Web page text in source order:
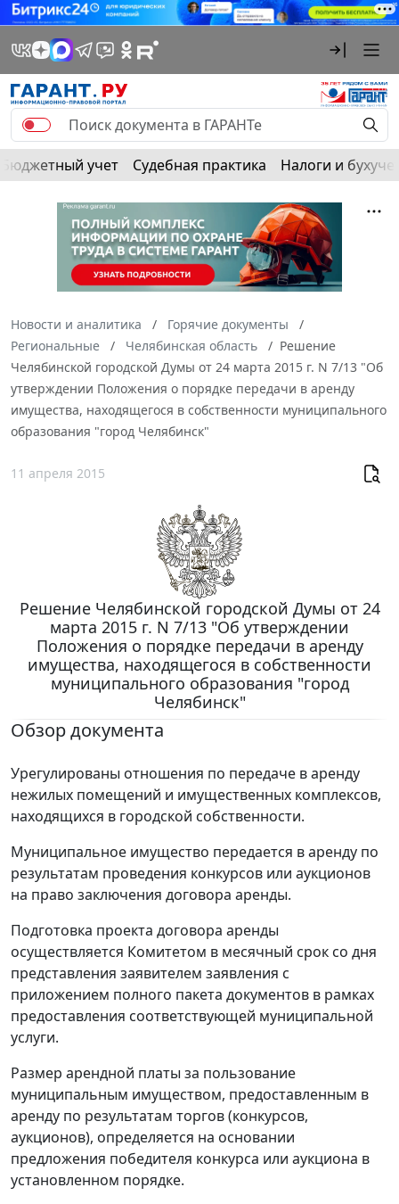
Бюджетный учет Судебная практика Налоги и
Новости и аналитика
Горячие документы
Региональные
Челябинская область
Решение
Челябинской городской Думы от 24 марта 2015 г. N 7/13 "Об
утверждении Положения о порядке передачи в аренду
имущества, находящегося в собственности муниципального
образования "город Челябинск"
11 апреля 2015
Решение Челябинской городской Думы от 24
марта 2015 г. N 7/13 "Об утверждении
Положения о порядке передачи в аренду
имущества, находящегося в собственности
муниципального образования "город
Челябинск"
Обзор документа
Урегулированы отношения по передаче в аренду
нежилых помещений и имущественных комплексов,
находящихся в городской собственности.
Муниципальное имущество передается в аренду по
результатам проведения конкурсов или аукционов
на право заключения договора аренды.
Подготовка проекта договора аренды
осуществляется Комитетом в месячный срок со дня
представления заявителем заявления с
приложением полного пакета документов в рамках
предоставления соответствующей муниципальной
услуги.
Размер арендной платы за пользование
муниципальным имуществом, предоставленным в
аренду по результатам торгов (конкурсов,
аукционов), определяется на основании
предложения победителя конкурса или аукциона в
установленном порядке.